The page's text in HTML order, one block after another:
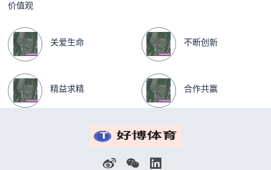
价值观
关爱生命 不断创新
精益求精 合作共赢